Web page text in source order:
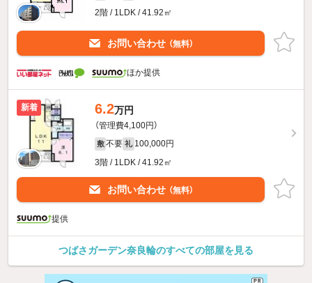
2階 / 1LDK / 41.92㎡
お問い合わせ （無料）
ほか提供
新着 6.2万円
（管理費4,100円）
敷 不要 礼 100,000円
3階 / 1LDK / 41.92㎡
お問い合わせ （無料）
提供
つばさガーデン奈良輪のすべての部屋を見る